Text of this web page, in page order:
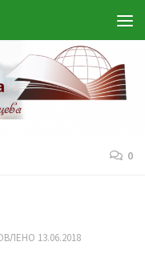
0
13.06.2018